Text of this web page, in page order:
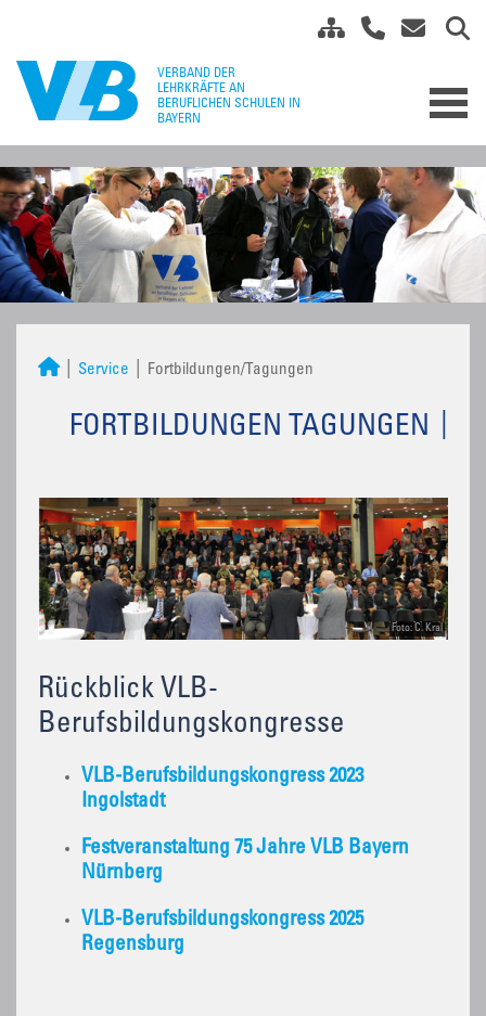
Service Fortbildungen/Tagungen
FORTBILDUNGEN TAGUNGEN
Foto: C. Kral
Rückblick VLB-
Berufsbildungskongresse
VLB-Berufsbildungskongress 2023
Ingolstadt
Festveranstaltung 75 Jahre VLB Bayern
Nürnberg
VLB-Berufsbildungskongress 2025
Regensburg